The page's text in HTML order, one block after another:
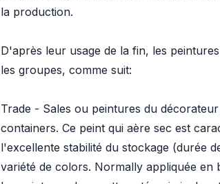
la production.
D'après leur usage de la fin, les
les groupes, comme suit:
Trade - Sales ou peintures du
containers. Ce peint qui aère sec est
l'excellente stabilité du stockage (durée
variété de colors. Normally appliquée en